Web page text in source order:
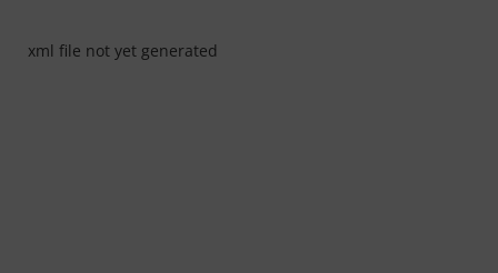
xml file not yet generated